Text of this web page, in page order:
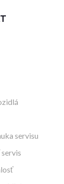
servisu